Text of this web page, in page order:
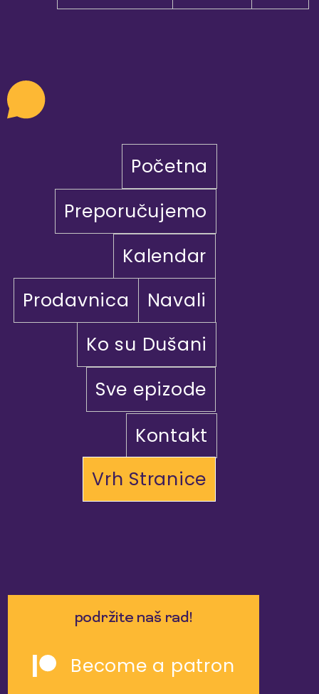
Početna
Preporučujemo
Kalendar
Prodavnica
Navali
Ko su Dušani
Sve epizode
Kontakt
Vrh Stranice
podržite naš rad!
Become a patron